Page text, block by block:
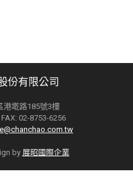
份有限公司
港墘路185號3樓
02-8753-6256
by 展昭國際企業